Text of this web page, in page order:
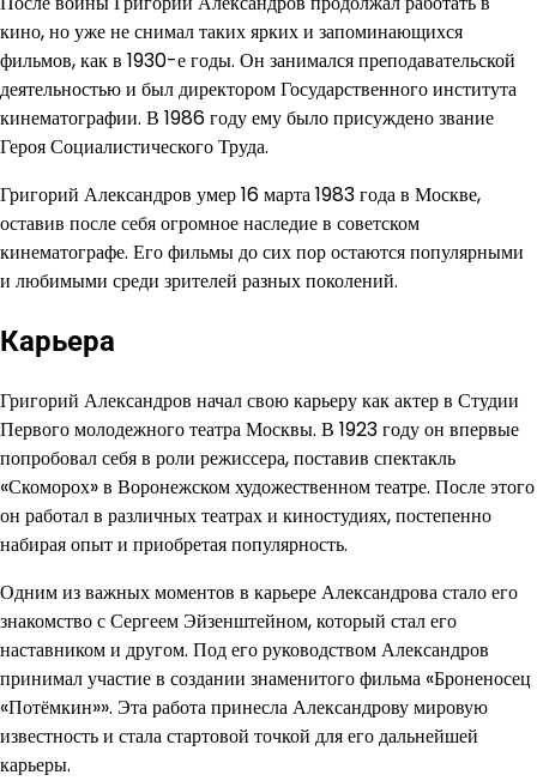
кино, но уже не снимал таких ярких и запоминающихся
фильмов, как в 1930-е годы. Он занимался преподавательской
деятельностью и был директором Государственного института
кинематографии. В 1986 году ему было присуждено звание
Героя Социалистического Труда.
Григорий Александров умер 16 марта 1983 года в Москве,
оставив после себя огромное наследие в советском
кинематографе. Его фильмы до сих пор остаются популярными
и любимыми среди зрителей разных поколений.
Карьера
Григорий Александров начал свою карьеру как актер в Студии
Первого молодежного театра Москвы. В 1923 году он впервые
попробовал себя в роли режиссера, поставив спектакль
«Скоморох» в Воронежском художественном театре. После этого
он работал в различных театрах и киностудиях, постепенно
набирая опыт и приобретая популярность.
Одним из важных моментов в карьере Александрова стало его
знакомство с Сергеем Эйзенштейном, который стал его
наставником и другом. Под его руководством Александров
принимал участие в создании знаменитого фильма «Броненосец
«Потёмкин»». Эта работа принесла Александрову мировую
известность и стала стартовой точкой для его дальнейшей
карьеры.